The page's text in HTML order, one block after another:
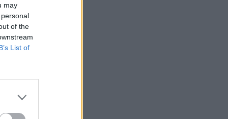
may
of the
List of
hogy a
az olaj-